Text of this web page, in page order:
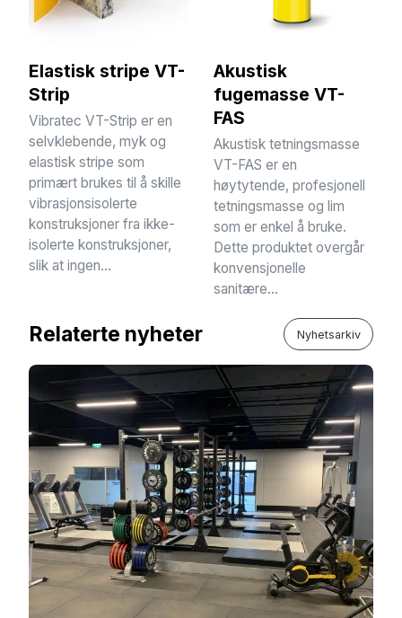
Elastisk stripe VT-
Strip
Vibratec VT-Strip er en
selvklebende, myk og
elastisk stripe som
primært brukes til å skille
vibrasjonsisolerte
konstruksjoner fra ikke-
isolerte konstruksjoner,
slik at ingen...
Akustisk
fugemasse VT-
FAS
Akustisk tetningsmasse
VT-FAS er en
høytytende, profesjonell
tetningsmasse og lim
som er enkel å bruke.
Dette produktet overgår
konvensjonelle
sanitære...
Relaterte nyheter Nyhetsarkiv